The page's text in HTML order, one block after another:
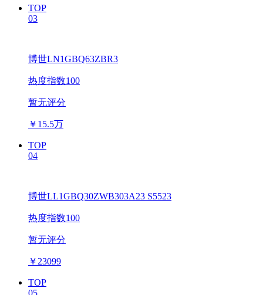
TOP
03
博世LN1GBQ63ZBR3
热度指数100
暂无评分
￥ 15.5万
TOP
04
博世LL1GBQ30ZWB303A23 S5523
热度指数100
暂无评分
￥ 23099
TOP
05